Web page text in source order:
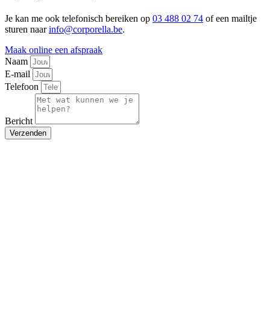
Je kan me ook telefonisch bereiken op 03 488 02 74 of een mailtje
sturen naarinfo@corporella.be.
Maak online een afspraak
Naam
E-mail
Telefoon
Bericht
Verzenden